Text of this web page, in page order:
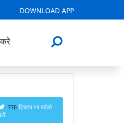
DOWNLOAD APP
770 ट्विटर पर फॉलो